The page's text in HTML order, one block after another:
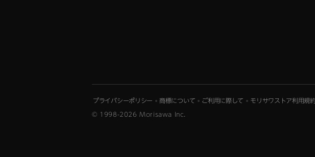
プライバシーポリシー 商標について ご利用に際して モリサワストア利用規約
© 1998-2026 Morisawa Inc.